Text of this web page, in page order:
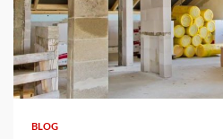
3 min read
BLOG